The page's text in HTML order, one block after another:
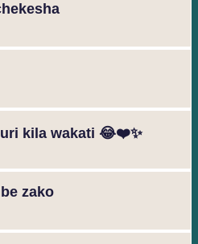
kila wakati 😂❤️✨
zako